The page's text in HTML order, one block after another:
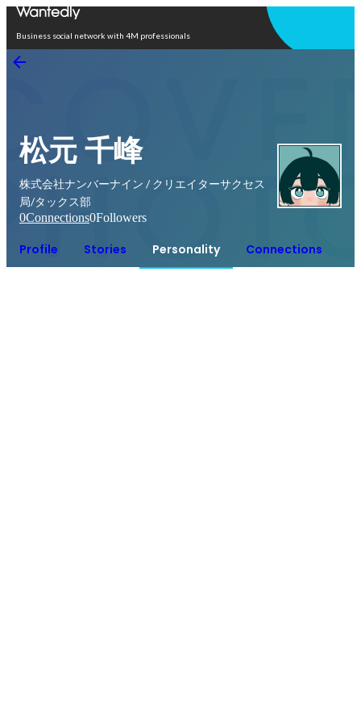
Business social network with 4M professionals
松元 千峰
株式会社ナンバーナイン / クリエイターサクセス
局/タックス部
0Connections0Followers
Profile Stories Personality Connections